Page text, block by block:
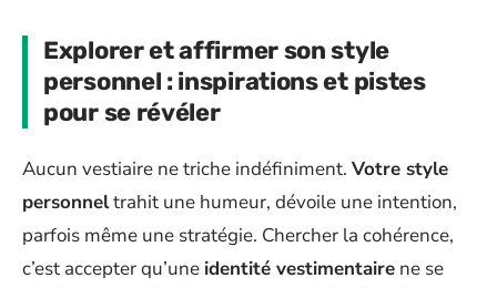
Explorer et affirmer son style
personnel : inspirations et pistes
pour se révéler
Aucun vestiaire ne triche indéfiniment. Votre style
personneltrahit une humeur, dévoile une intention,
parfois même une stratégie. Chercher la cohérence,
c’est accepter qu’une identité vestimentaire ne se